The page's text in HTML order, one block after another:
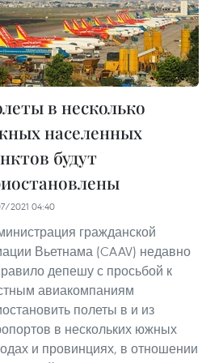
в несколько
населенных
будут
2021 04:40
гражданской
Вьетнама (CAAV) недавно
депешу с просьбой к
авиакомпаниям
полеты в и из
в нескольких южных
и провинциях, в отношении